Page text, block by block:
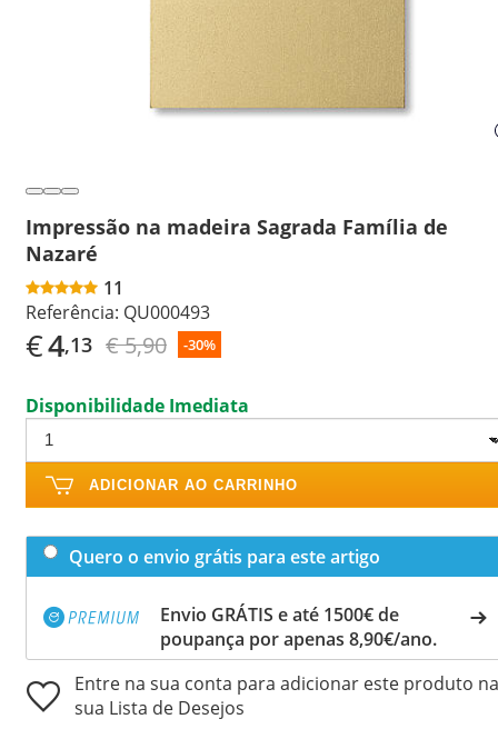
Impressão na madeira Sagrada Família de
Nazaré
11
Referência: QU000493
€4,13 € 5,90 -30%
Disponibilidade Imediata
ADICIONAR AO CARRINHO
Quero o envio grátis para este artigo
Envio GRÁTIS e até 1500€ de
poupança por apenas 8,90€/ano.
Entre na sua conta para adicionar este produto na
sua Lista de Desejos